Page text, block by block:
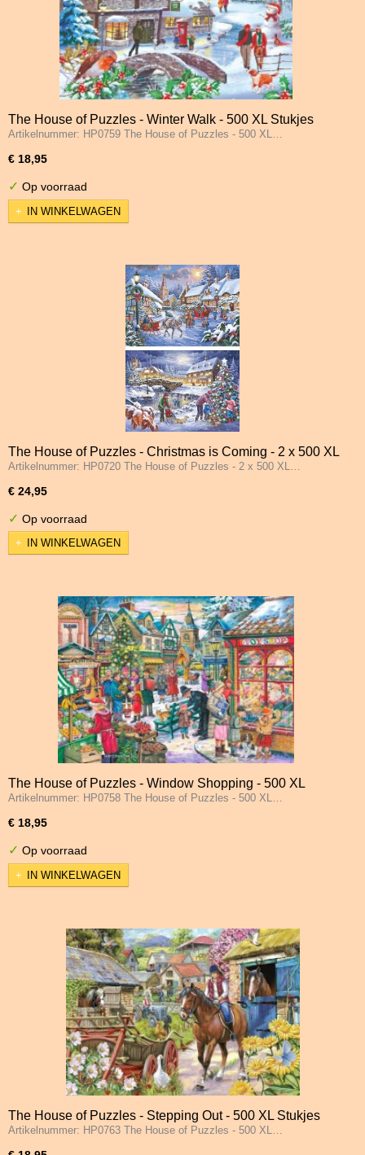
The House of Puzzles - Winter Walk - 500 XL Stukjes
Artikelnummer: HP0759 The House of Puzzles - 500 XL…
€ 18,95
✓ Op voorraad
IN WINKELWAGEN
The House of Puzzles - Christmas is Coming - 2 x 500 XL
Stukjes
Artikelnummer: HP0720 The House of Puzzles - 2 x 500 XL…
€ 24,95
✓ Op voorraad
IN WINKELWAGEN
The House of Puzzles - Window Shopping - 500 XL
Stukjes
Artikelnummer: HP0758 The House of Puzzles - 500 XL…
€ 18,95
✓ Op voorraad
IN WINKELWAGEN
The House of Puzzles - Stepping Out - 500 XL Stukjes
Artikelnummer: HP0763 The House of Puzzles - 500 XL…